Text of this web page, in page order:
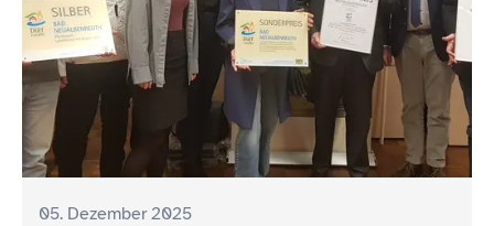
05. Dezember 2025